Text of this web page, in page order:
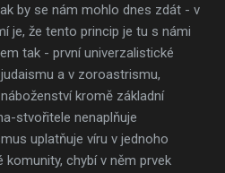
by se nám mohlo dnes zdát - v
je, že tento princip je tu s námi
tak - první univerzalistické
a v zoroastrismu,
kromě základní
stvořitele nenaplňuje
uplatňuje víru v jednoho
chybí v něm prvek